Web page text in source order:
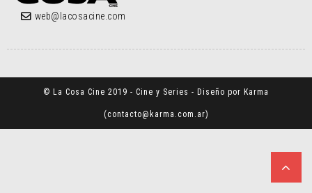
web@lacosacine.com
© La Cosa Cine 2019 - Cine y Series - Diseño por Karma
(contacto@karma.com.ar)